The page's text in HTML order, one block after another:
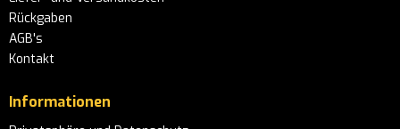
Rückgaben
AGB's
Kontakt
Informationen